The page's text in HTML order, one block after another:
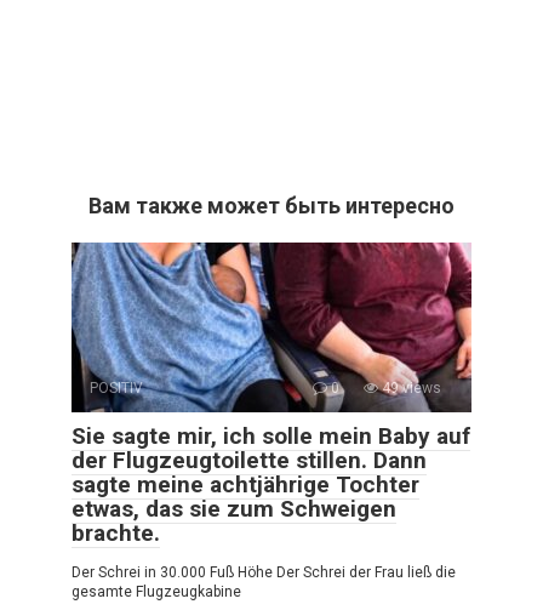
Вам также может быть интересно
POSITIV 0 49 views
Sie sagte mir, ich solle mein Baby auf
der Flugzeugtoilette stillen. Dann
sagte meine achtjährige Tochter
etwas, das sie zum Schweigen
brachte.
Der Schrei in 30.000 Fuß Höhe Der Schrei der Frau ließ die
gesamte Flugzeugkabine